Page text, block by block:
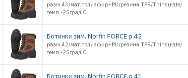
разм.43/мат.полиэфир+PU/резина TPR/Thinsulate/
темп.-25град.С
Ботинки зим. Norfin FORCE р.42
разм.42/мат.полиэфир+PU/резина TPR/Thinsulate/
темп.-25град.С
Ботинки зим. Norfin FORCE р.41